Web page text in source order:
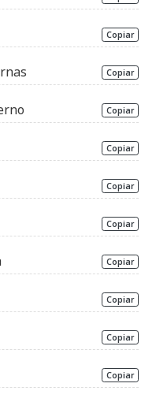
Copiar
Copiar
Copiar
Copiar
Copiar
Copiar
Copiar
Copiar
Copiar
Copiar